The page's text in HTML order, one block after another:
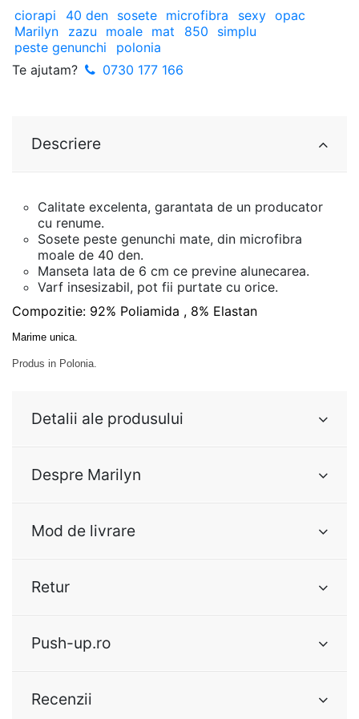
ciorapi 40 den sosete microfibra sexy opac
Marilyn
zazu moale mat 850
simplu
peste genunchi
polonia
Te ajutam?
0730 177 166
Descriere
Calitate excelenta, garantata de un producator
cu renume.
Sosete peste genunchi mate, din microfibra
moale de 40 den.
Manseta lata de 6 cm ce previne alunecarea.
Varf insesizabil, pot fii purtate cu orice.
Compozitie: 92% Poliamida , 8% Elastan
Marime unica.
Produs in Polonia.
Detalii ale produsului
Despre Marilyn
Mod de livrare
Retur
Push-up.ro
Recenzii